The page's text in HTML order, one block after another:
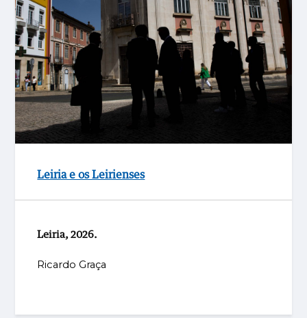
Leiria e os Leirienses
Leiria, 2026.
Ricardo Graça